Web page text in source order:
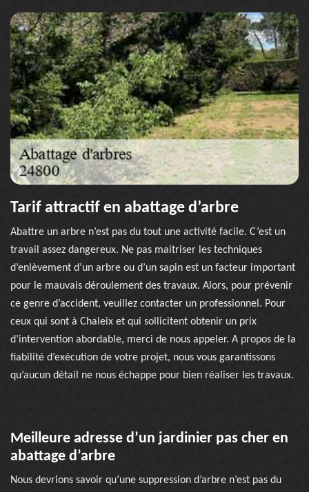
Tarif attractif en abattage d’arbre
Abattre un arbre n’est pas du tout une activité facile. C’est un
travail assez dangereux. Ne pas maitriser les techniques
d’enlèvement d’un arbre ou d’un sapin est un facteur important
pour le mauvais déroulement des travaux. Alors, pour prévenir
ce genre d’accident, veuillez contacter un professionnel. Pour
ceux qui sont à Chaleix et qui sollicitent obtenir un prix
d’intervention abordable, merci de nous appeler. A propos de la
fiabilité d’exécution de votre projet, nous vous garantissons
qu’aucun détail ne nous échappe pour bien réaliser les travaux.
Meilleure adresse d’un jardinier pas cher en
abattage d’arbre
Nous devrions savoir qu’une suppression d’arbre n’est pas du